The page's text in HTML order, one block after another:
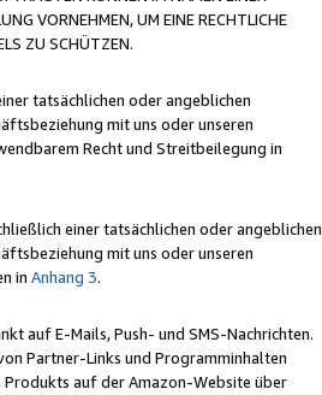
VORNEHMEN, UM EINE RECHTLICHE
ZU SCHÜTZEN.
tatsächlichen oder angeblichen
mit uns oder unseren
Recht und Streitbeilegung in
einer tatsächlichen oder angeblichen
mit uns oder unseren
in Anhang 3.
auf E-Mails, Push- und SMS-Nachrichten.
Partner-Links und Programminhalten
Produkts auf der Amazon-Website über